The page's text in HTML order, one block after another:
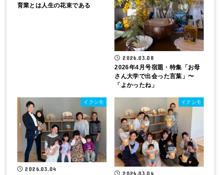
育業とは人生の花束である
2026.03.08
2026年4月号宿題・特集「お母
さん大学で出会った言葉」〜
「よかったね」
イクシモ
2026.03.04
イクシモ
2026.03.04